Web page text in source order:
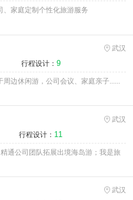
、家庭定制个性化旅游服务
武汉
行程设计： 9
边休闲游，公司会议、家庭亲子......
武汉
行程设计： 11
通公司团队拓展出境海岛游；我是旅
武汉